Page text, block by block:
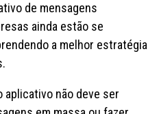
de mensagens
ainda estão se
a melhor estratégia
aplicativo não deve ser